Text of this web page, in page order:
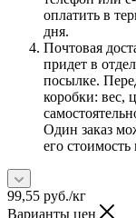
оплатить в
дня.
Почтовая
придет в
посылке.
коробки: вес,
Один заказ
его
99,55 руб./кг
Варианты цен